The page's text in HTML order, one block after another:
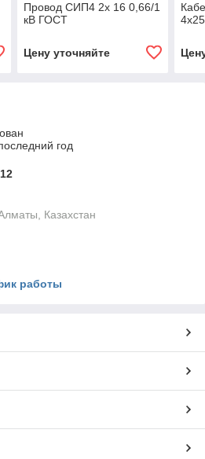
Провод СИП4 2х 16 0,66/1
кВ ГОСТ
Цену уточняйте
год
Казахстан
работы